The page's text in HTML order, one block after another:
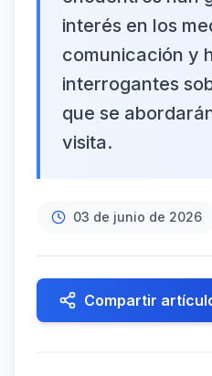
interés en los
comunicación y
interrogantes
que se
visita.
03 de junio de 2026
Compartir